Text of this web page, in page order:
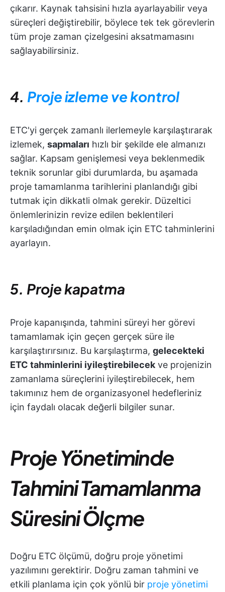
çıkarır. Kaynak tahsisini hızla ayarlayabilir veya
süreçleri değiştirebilir, böylece tek tek görevlerin
tüm proje zaman çizelgesini aksatmamasını
sağlayabilirsiniz.
4. Proje izleme ve kontrol
ETC'yi gerçek zamanlı ilerlemeyle karşılaştırarak
izlemek, sapmaları hızlı bir şekilde ele almanızı
sağlar. Kapsam genişlemesi veya beklenmedik
teknik sorunlar gibi durumlarda, bu aşamada
proje tamamlanma tarihlerini planlandığı gibi
tutmak için dikkatli olmak gerekir. Düzeltici
önlemlerinizin revize edilen beklentileri
karşıladığından emin olmak için ETC tahminlerini
ayarlayın.
5. Proje kapatma
Proje kapanışında, tahmini süreyi her görevi
tamamlamak için geçen gerçek süre ile
karşılaştırırsınız. Bu karşılaştırma, gelecekteki
ETC tahminlerini iyileştirebilecek ve projenizin
zamanlama süreçlerini iyileştirebilecek, hem
takımınız hem de organizasyonel hedefleriniz
için faydalı olacak değerli bilgiler sunar.
Proje Yönetiminde
Tahmini Tamamlanma
Süresini Ölçme
Doğru ETC ölçümü, doğru proje yönetimi
yazılımını gerektirir. Doğru zaman tahmini ve
etkili planlama için çok yönlü bir proje yönetimi